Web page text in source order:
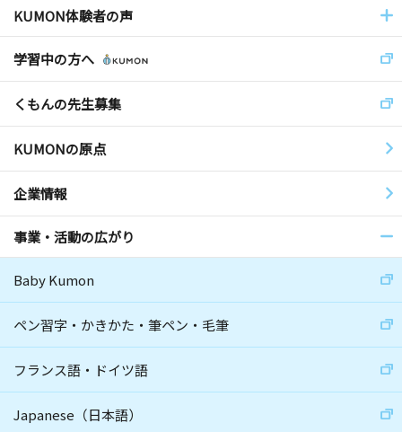
KUMON体験者の声
学習中の方へ
くもんの先生募集
KUMONの原点
企業情報
事業・活動の広がり
Baby Kumon
ペン習字・かきかた・筆ペン・毛筆
フランス語・ドイツ語
Japanese（日本語）